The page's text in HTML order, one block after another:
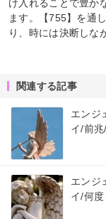
け入れることで豊か
ます。【755】を通
り、時には決断しな
関連する記事
エンジ
イ/前
エンジ
イ/何